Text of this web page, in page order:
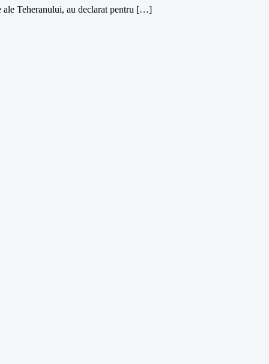
ale Teheranului, au declarat pentru […]